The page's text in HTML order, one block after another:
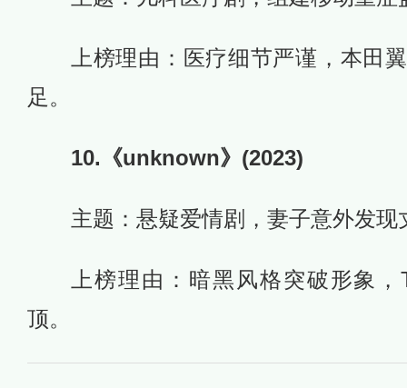
上榜理由：医疗细节严谨，本田
足。
10.《unknown》(2023)
主题：悬疑爱情剧，妻子意外发
上榜理由：暗黑风格突破形象
顶。